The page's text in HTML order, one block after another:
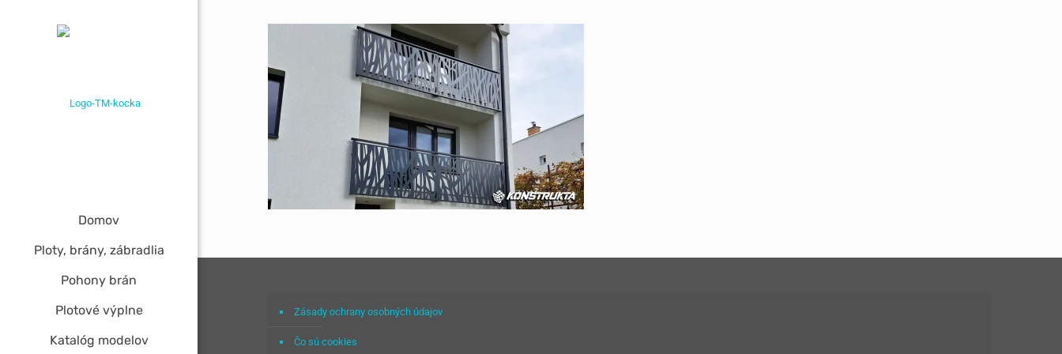
Domov
Ploty, brány, zábradlia
Pohony brán
Plotové výplne
Katalóg modelov
Zásady ochrany osobných údajov
Čo sú cookies